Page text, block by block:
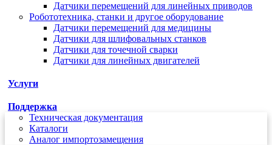
Датчики перемещений для линейных приводов
Робототехника, станки и другое оборудование
Датчики перемещений для медицины
Датчики для шлифовальных станков
Датчики для точечной сварки
Датчики для линейных двигателей
Услуги
Поддержка
Техническая документация
Каталоги
Аналог импортозамещения